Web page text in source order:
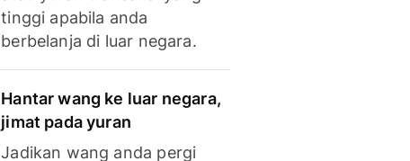
tinggi apabila anda
berbelanja di luar negara.
Hantar wang ke luar negara,
jimat pada yuran
Jadikan wang anda pergi